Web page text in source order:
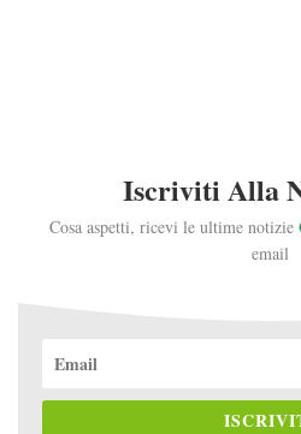
Iscriviti Alla
Cosa aspetti, ricevi le ultime notizie
email